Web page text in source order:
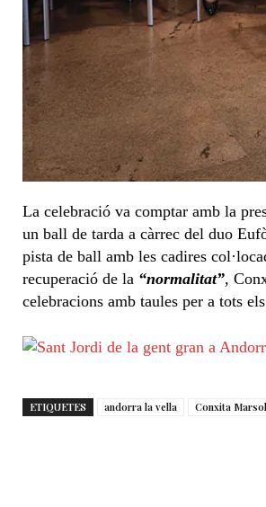
La celebració va comptar amb la
un ball de tarda a càrrec del duo
pista de ball amb les cadires
recuperació de la “normalitat”,
celebracions amb taules per a tots
ETIQUETES andorra la vella Conxita Marsol